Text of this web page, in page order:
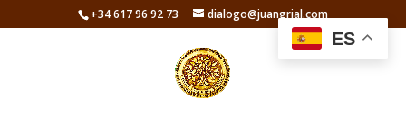
+34 617 96 92 73 dialogo@juangrial.com
ES